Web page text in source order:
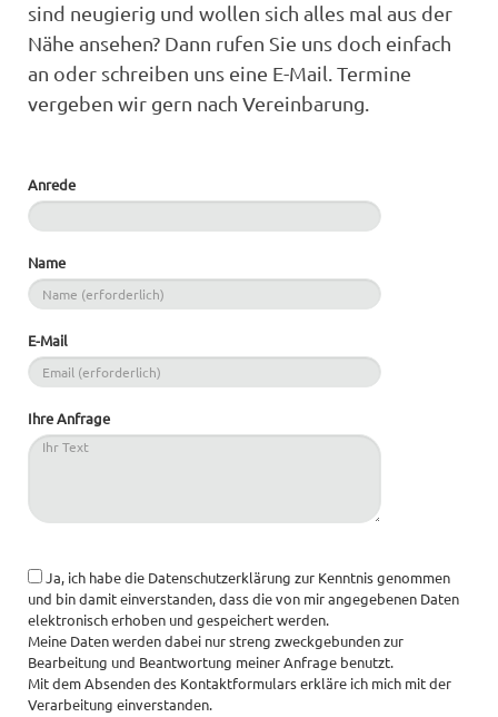
sind neugierig und wollen sich alles mal aus der
Nähe ansehen? Dann rufen Sie uns doch einfach
an oder schreiben uns eine E-Mail. Termine
vergeben wir gern nach Vereinbarung.
Anrede
Name
E-Mail
Ihre Anfrage
Ja, ich habe die Datenschutzerklärung zur Kenntnis genommen
und bin damit einverstanden, dass die von mir angegebenen Daten
elektronisch erhoben und gespeichert werden.
Meine Daten werden dabei nur streng zweckgebunden zur
Bearbeitung und Beantwortung meiner Anfrage benutzt.
Mit dem Absenden des Kontaktformulars erkläre ich mich mit der
Verarbeitung einverstanden.